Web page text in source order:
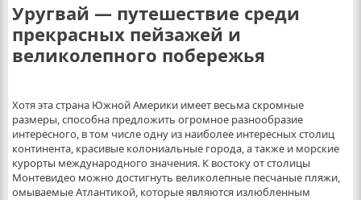
Уругвай — путешествие среди
прекрасных пейзажей и
великолепного побережья
Хотя эта страна Южной Америки имеет весьма скромные
размеры, способна предложить огромное разнообразие
интересного, в том числе одну из наиболее интересных столиц
континента, красивые колониальные города, а также и морские
курорты международного значения. К востоку от столицы
Монтевидео можно достигнуть великолепные песчаные пляжи,
омываемые Атлантикой, которые являются излюбленным